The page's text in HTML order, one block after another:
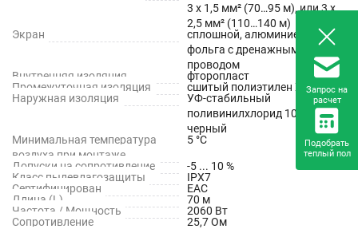
3 х 1,5 мм² (70…95 м), или 3 х
2,5 мм² (110…140 м)
Экран
сплошной, алюминиевая
фольга с дренажным медным
проводом
Внутренняя изоляция
фторопласт
Промежуточная изоляция
сшитый полиэтилен XLPE
Наружная изоляция
УФ-стабильный
поливинилхлорид 105 ° PVC,
черный
Минимальная температура
воздуха при монтаже
5 °С
Допуски на сопротивление
-5 ... 10 %
Класс пылевлагозащиты
IPX7
Сертифицирован
EAC
Длина (L)
70 м
Частота / Мощность
2060 Вт
Сопротивление
25,7 Ом
Запрос на
расчет
Подобрать
теплый пол